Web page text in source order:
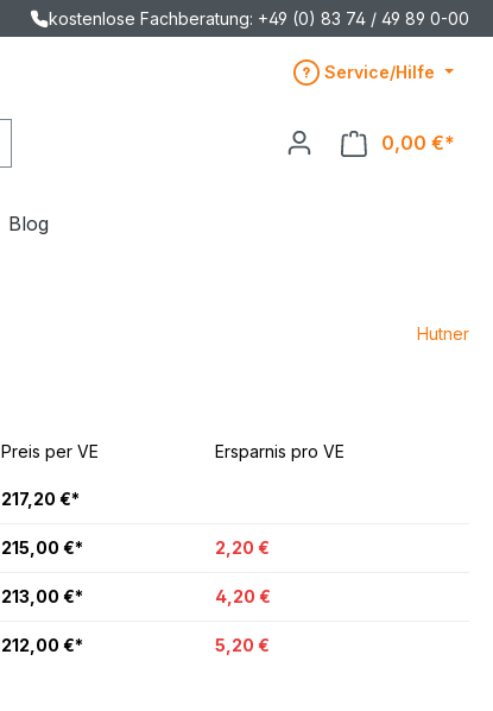
kostenlose Fachberatung: +49 (0) 83 74 / 49 89 0-00
Service/Hilfe
0,00 €*
Blog
Hutner
Preis per VE Ersparnis pro VE
217,20 €*
215,00 €* 2,20 €
213,00 €* 4,20 €
212,00 €* 5,20 €